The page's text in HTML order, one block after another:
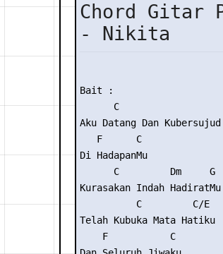
Chord Gitar
- Nikita
Bait :
      C
Aku Datang Dan Kubersujud
   F      C
Di HadapanMu
      C         Dm     G
Kurasakan Indah HadiratMu
          C         C/E
Telah Kubuka Mata Hatiku
    F           C